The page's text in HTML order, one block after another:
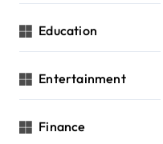
Education
Entertainment
Finance